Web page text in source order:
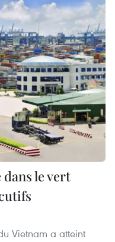
le vert
Vietnam a atteint